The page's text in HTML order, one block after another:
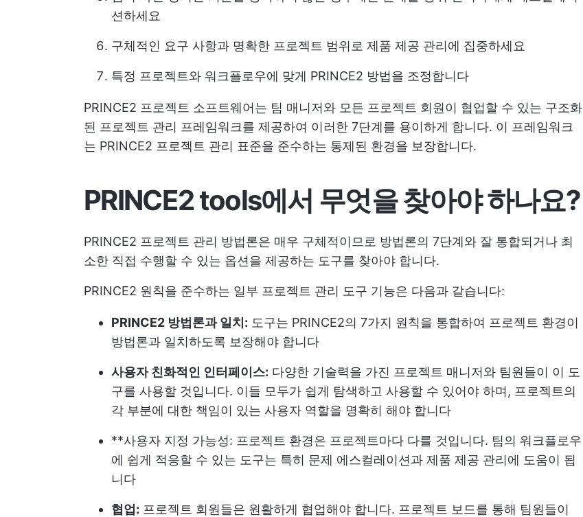
션하세요
구체적인 요구 사항과 명확한 프로젝트 범위로 제품 제공 관리에 집중하세요
특정 프로젝트와 워크플로우에 맞게 PRINCE2 방법을 조정합니다
PRINCE2 프로젝트 소프트웨어는 팀 매니저와 모든 프로젝트 회원이 협업할 수 있는 구조화
된 프로젝트 관리 프레임워크를 제공하여 이러한 7단계를 용이하게 합니다. 이 프레임워크
는 PRINCE2 프로젝트 관리 표준을 준수하는 통제된 환경을 보장합니다.
PRINCE2 tools에서 무엇을 찾아야 하나요?
PRINCE2 프로젝트 관리 방법론은 매우 구체적이므로 방법론의 7단계와 잘 통합되거나 최
소한 직접 수행할 수 있는 옵션을 제공하는 도구를 찾아야 합니다.
PRINCE2 원칙을 준수하는 일부 프로젝트 관리 도구 기능은 다음과 같습니다:
PRINCE2 방법론과 일치: 도구는 PRINCE2의 7가지 원칙을 통합하여 프로젝트 환경이
방법론과 일치하도록 보장해야 합니다
사용자 친화적인 인터페이스: 다양한 기술력을 가진 프로젝트 매니저와 팀원들이 이 도
구를 사용할 것입니다. 이들 모두가 쉽게 탐색하고 사용할 수 있어야 하며, 프로젝트의
각 부분에 대한 책임이 있는 사용자 역할을 명확히 해야 합니다
**사용자 지정 가능성: 프로젝트 환경은 프로젝트마다 다를 것입니다. 팀의 워크플로우
에 쉽게 적응할 수 있는 도구는 특히 문제 에스컬레이션과 제품 제공 관리에 도움이 됩
니다
협업: 프로젝트 회원들은 원활하게 협업해야 합니다. 프로젝트 보드를 통해 팀원들이